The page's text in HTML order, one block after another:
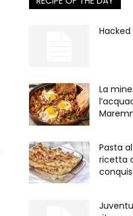
La
Pasta
ricetta